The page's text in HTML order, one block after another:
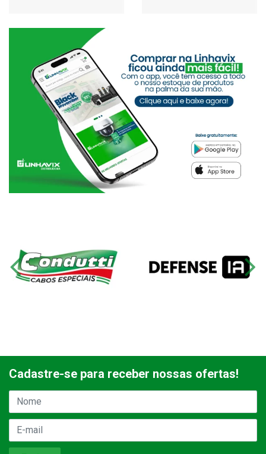
Cadastre-se para receber nossas ofertas!